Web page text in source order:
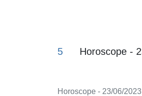
5 Horoscope -
Horoscope - 23/06/2023